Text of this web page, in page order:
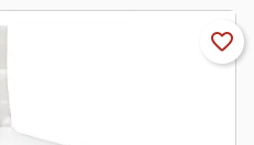
favorite_border